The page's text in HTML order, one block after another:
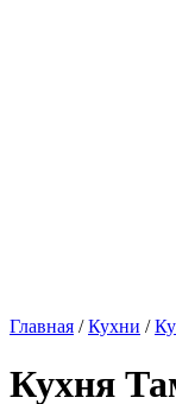
Главная /Кухни /
Кухня